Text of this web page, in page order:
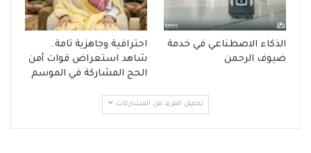
الذكاء الاصطناعي في خدمة
ضيوف الرحمن
احترافية وجاهزية تامة..
شاهد استعراض قوات أمن
الحج المشاركة في الموسم
تحميل المزيد من المشاركات